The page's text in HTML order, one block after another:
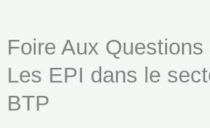
Foire Aux Questions
Les EPI dans le
BTP